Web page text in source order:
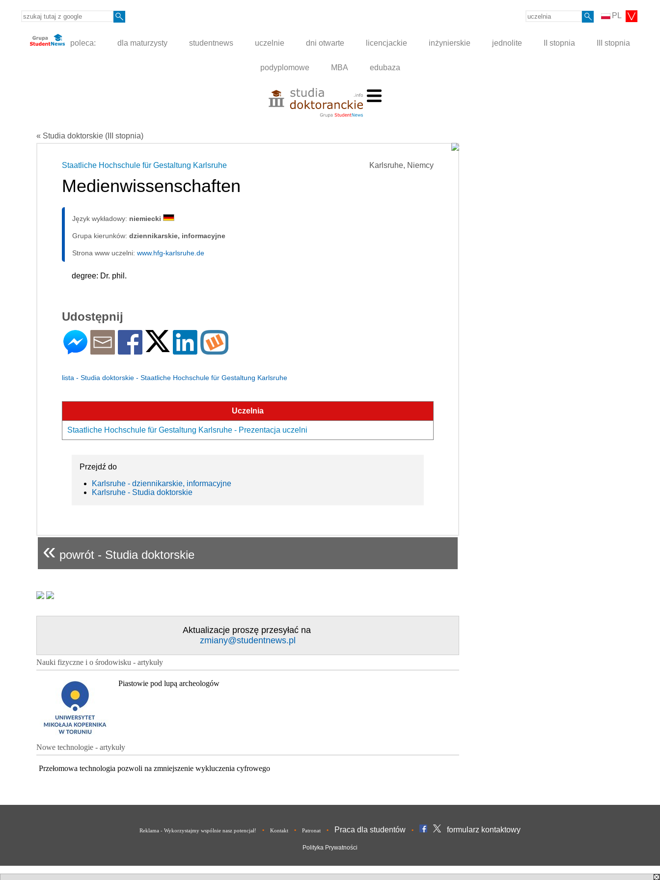
PL
poleca: dla maturzysty studentnews uczelnie dni otwarte licencjackie inżynierskie jednolite II stopnia III stopnia
podyplomowe MBA edubaza
« Studia doktorskie (III stopnia)
Karlsruhe, Niemcy
Staatliche Hochschule für Gestaltung Karlsruhe
Medienwissenschaften
Język wykładowy: niemiecki
Grupa kierunków: dziennikarskie, informacyjne
Strona www uczelni: www.hfg-karlsruhe.de
degree: Dr. phil.
Udostępnij
lista - Studia doktorskie - Staatliche Hochschule für Gestaltung Karlsruhe
Uczelnia
Staatliche Hochschule für Gestaltung Karlsruhe - Prezentacja uczelni
Przejdź do
Karlsruhe - dziennikarskie, informacyjne
Karlsruhe - Studia doktorskie
« powrót - Studia doktorskie
Aktualizacje proszę przesyłać na
zmiany@studentnews.pl
Nauki fizyczne i o środowisku - artykuły
Piastowie pod lupą archeologów
Nowe technologie - artykuły
Przełomowa technologia pozwoli na zmniejszenie wykluczenia cyfrowego
Reklama - Wykorzystajmy wspólnie nasz potencjał! • Kontakt • Patronat • Praca dla studentów • formularz kontaktowy
Polityka Prywatności